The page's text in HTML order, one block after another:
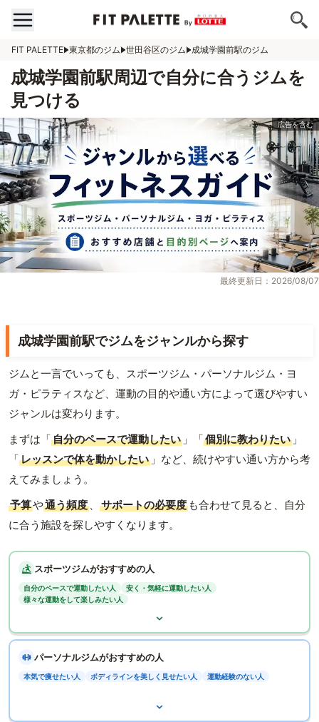
FIT PALETTE 東京都のジム 世田谷区のジム 成城学園前駅のジム
成城学園前駅周辺で自分に合うジムを
見つける
最終更新日：2026/08/07
成城学園前駅でジムをジャンルから探す
ジムと一言でいっても、スポーツジム・パーソナルジム・ヨ
ガ・ピラティスなど、運動の目的や通い方によって選びやすい
ジャンルは変わります。
まずは「自分のペースで運動したい 」「個別に教わりたい 」
「レッスンで体を動かしたい 」など、続けやすい通い方から考
えてみましょう。
予算や通う頻度 、 サポートの必要度 も合わせて見ると、自分
に合う施設を探しやすくなります。
スポーツジムがおすすめの人
自分のペースで運動したい人
安く・気軽に運動したい人
様々な運動をして楽しみたい人
パーソナルジムがおすすめの人
本気で痩せたい人 ボディラインを美しく見せたい人 運動経験のない人